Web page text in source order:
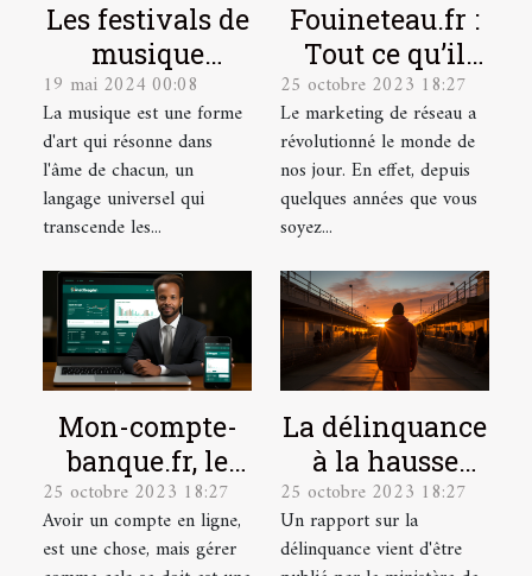
Les festivals de
musique
indépendante
et leur
contribution à
la scène
culturelle
19 mai 2024 00:08
La musique est une forme
d'art qui résonne dans
l'âme de chacun, un
langage universel qui
transcende les...
Fouineteau.fr :
Tout ce qu’il
faut savoir sur
ce site
25 octobre 2023 18:27
Le marketing de réseau a
révolutionné le monde de
nos jour. En effet, depuis
quelques années que vous
soyez...
Mon-compte-
banque.fr, le
site idéal pour
la gestion de
vos comptes en
25 octobre 2023 18:27
Avoir un compte en ligne,
est une chose, mais gérer
La délinquance
à la hausse
depuis le
déconfinement
25 octobre 2023 18:27
Un rapport sur la
délinquance vient d'être